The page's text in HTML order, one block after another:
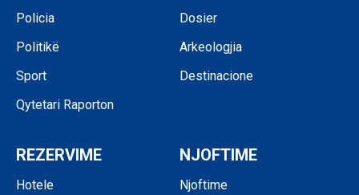
Policia
Politikë
Sport
Qytetari Raporton
Dosier
Arkeologjia
Destinacione
REZERVIME
Hotele
NJOFTIME
Njoftime